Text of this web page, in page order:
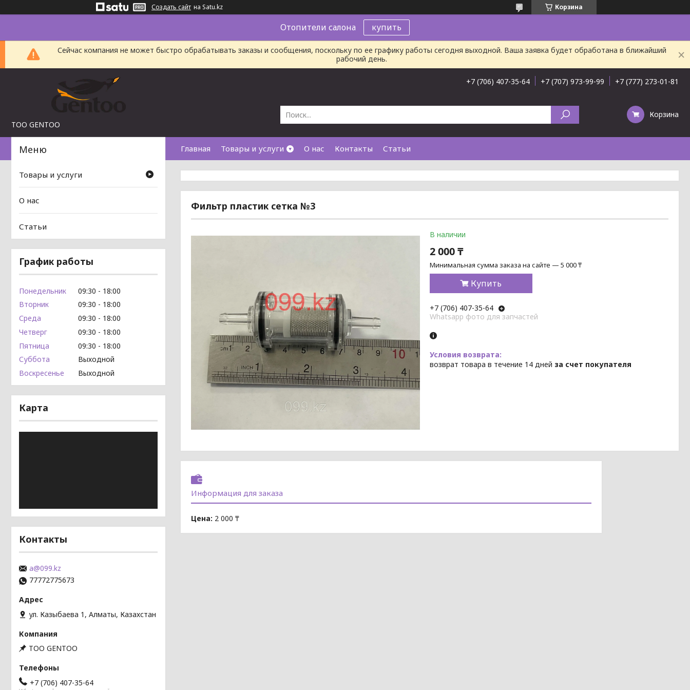
Создать сайт на Satu.kz Корзина
Отопители салона купить
Сейчас компания не может быстро обрабатывать заказы и сообщения, поскольку по ее графику работы сегодня выходной. Ваша заявка будет обработана в ближайший
рабочий день.
TOO GENTOO
+7 (706) 407-35-64 +7 (707) 973-99-99 +7 (777) 273-01-81
Корзина
Главная Товары и услуги О нас Контакты Статьи
Фильтр пластик сетка №3
В наличии
2 000 ₸
Минимальная сумма заказа на сайте — 5 000 ₸
Купить
+7 (706) 407-35-64
Whatsapp фото для запчастей
возврат товара в течение 14 дней за счет покупателя
Информация для заказа
Цена: 2 000 ₸
Товары и услуги
О нас
Статьи
График работы
Понедельник 09:30
18:00
Вторник
09:30
18:00
Среда
09:30
18:00
Четверг
09:30
18:00
Пятница
09:30
18:00
Суббота
Выходной
Воскресенье
Выходной
Карта
Контакты
a@099.kz
77772775673
ул. Казыбаева 1, Алматы, Казахстан
TOO GENTOO
+7 (706) 407-35-64